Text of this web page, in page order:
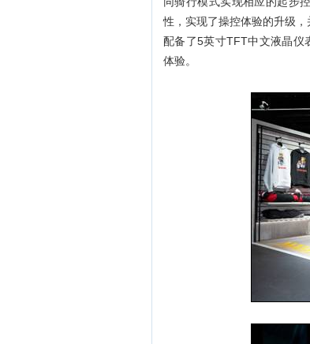
性，实现了操控体验的升级
配备了5英寸TFT中文液晶仪
体验。